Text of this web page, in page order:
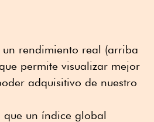
rendimiento real (arriba
permite visualizar mejor
adquisitivo de nuestro
que un índice global